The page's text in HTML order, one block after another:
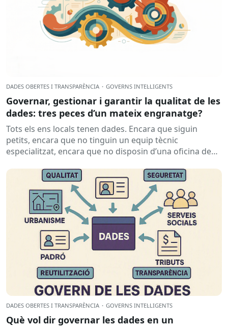
DADES OBERTES I TRANSPARÈNCIA · GOVERNS INTEL·LIGENTS
Governar, gestionar i garantir la qualitat de les
dades: tres peces d’un mateix engranatge?
Tots els ens locals tenen dades. Encara que siguin
petits, encara que no tinguin un equip tècnic
especialitzat, encara que no disposin d’una oficina de
DADES OBERTES I TRANSPARÈNCIA · GOVERNS INTEL·LIGENTS
Què vol dir governar les dades en un